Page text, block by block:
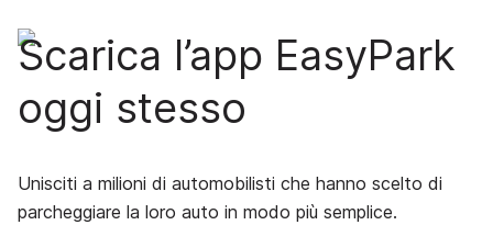
Scarica l’app EasyPark
oggi stesso
Unisciti a milioni di automobilisti che hanno scelto di
parcheggiare la loro auto in modo più semplice.